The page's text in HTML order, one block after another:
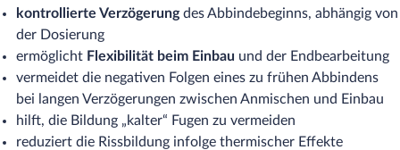
kontrollierte Verzögerungdes Abbindebeginns, abhängig von
der Dosierung
ermöglicht Flexibilität beim Einbau und der Endbearbeitung
vermeidet die negativen Folgen eines zu frühen Abbindens
bei langen Verzögerungen zwischen Anmischen und Einbau
hilft, die Bildung „kalter“ Fugen zu vermeiden
reduziert die Rissbildung infolge thermischer Effekte